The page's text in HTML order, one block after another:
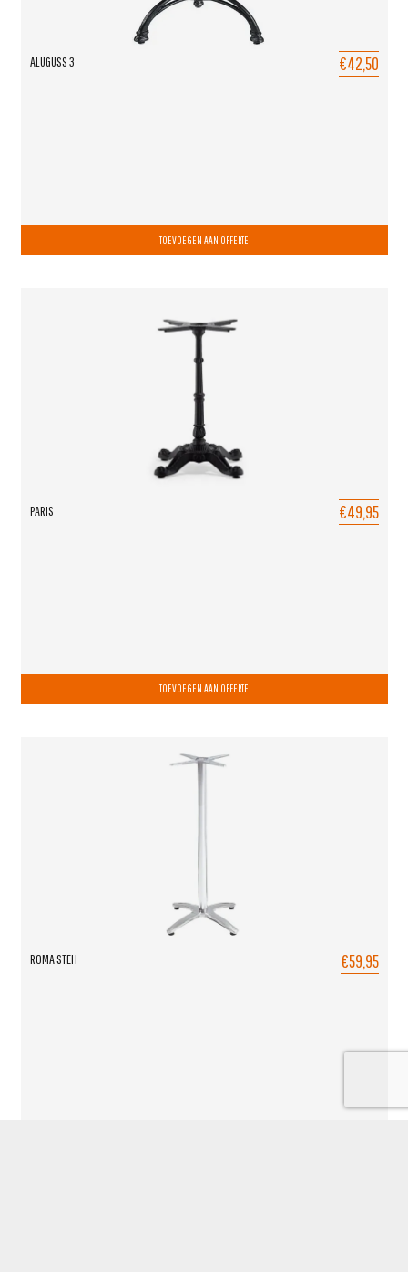
ALUGUSS 3 €42,50
TOEVOEGEN AAN OFFERTE
PARIS €49,95
TOEVOEGEN AAN OFFERTE
ROMA STEH €59,95